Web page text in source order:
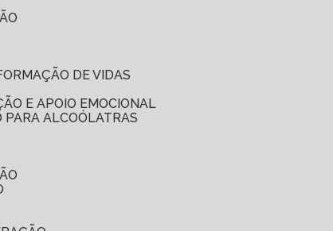
DE VIDAS
E APOIO EMOCIONAL
PARA ALCOÓLATRAS